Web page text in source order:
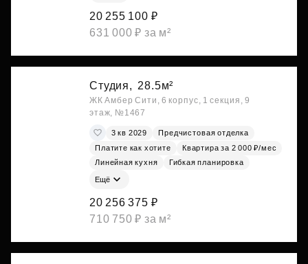
20 255 100 ₽
631 000 ₽ за м²
Студия, 28.5м²
ЖК Амбер Сити, 6 корпус, 1 секция, 9
этаж, №1467
3 кв 2029
Предчистовая отделка
Платите как хотите
Квартира за 2 000 ₽/мес
Линейная кухня
Гибкая планировка
Ещё
20 256 375 ₽
710 750 ₽ за м²